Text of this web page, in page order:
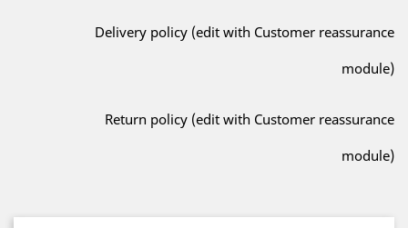
Delivery policy (edit with Customer reassurance
module)
Return policy (edit with Customer reassurance
module)